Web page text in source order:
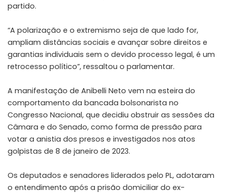
partido.
“A polarização e o extremismo seja de que lado for,
ampliam distâncias sociais e avançar sobre direitos e
garantias individuais sem o devido processo legal, é um
retrocesso político”, ressaltou o parlamentar.
A manifestação de Anibelli Neto vem na esteira do
comportamento da bancada bolsonarista no
Congresso Nacional, que decidiu obstruir as sessões da
Câmara e do Senado, como forma de pressão para
votar a anistia dos presos e investigados nos atos
golpistas de 8 de janeiro de 2023.
Os deputados e senadores liderados pelo PL, adotaram
o entendimento após a prisão domiciliar do ex-